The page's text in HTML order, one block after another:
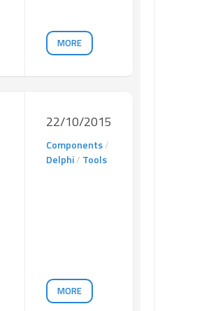
MORE
22/10/2015
Components/
Delphi/ Tools
MORE